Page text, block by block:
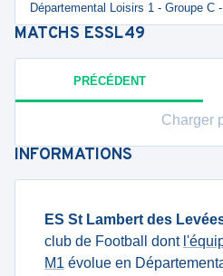
Départemental Loisirs 1 - Groupe C
MATCHS ESSL49
PRÉCÉDENT
Charger
INFORMATIONS
ES St Lambert des
club de Football dont
M1 évolue en